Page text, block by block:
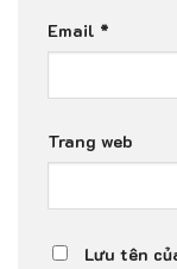
Email *
Trang web
Lưu tên